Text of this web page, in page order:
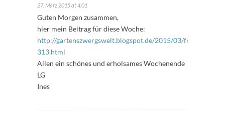
27. März 2015 at 4:01
Guten Morgen zusammen,
hier mein Beitrag für diese Woche:
http://gartenszwergswelt.blogspot.de/2015/03/
313.html
Allen ein schönes und erholsames Wochenende
LG
Ines